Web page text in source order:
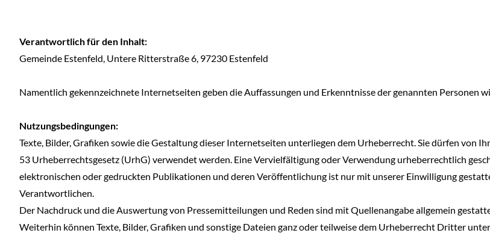
Verantwortlich für den Inhalt:
Gemeinde Estenfeld, Untere Ritterstraße 6, 97230 Estenfeld
Namentlich gekennzeichnete Internetseiten geben die Auffassungen und Erkenntnisse der genannten Personen
Nutzungsbedingungen:
Texte, Bilder, Grafiken sowie die Gestaltung dieser Internetseiten unterliegen dem Urheberrecht. Sie dürfen von
53 Urheberrechtsgesetz (UrhG) verwendet werden. Eine Vervielfältigung oder Verwendung urheberrechtlich
elektronischen oder gedruckten Publikationen und deren Veröffentlichung ist nur mit unserer Einwilligung
Verantwortlichen.
Der Nachdruck und die Auswertung von Pressemitteilungen und Reden sind mit Quellenangabe allgemein
Weiterhin können Texte, Bilder, Grafiken und sonstige Dateien ganz oder teilweise dem Urheberrecht Dritter